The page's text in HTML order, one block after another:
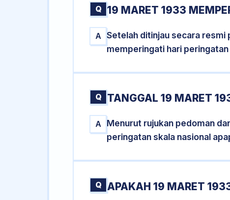
Q 19 MARET 1933
A
Setelah ditinjau secara resmi
memperingati hari peringatan
Q TANGGAL 19 MARET
A
Menurut rujukan pedoman
peringatan skala nasional
Q APAKAH 19 MARET